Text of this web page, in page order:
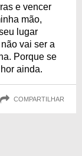
e vencer
mão,
lugar
vai ser a
Porque se
ainda.
COMPARTILHAR